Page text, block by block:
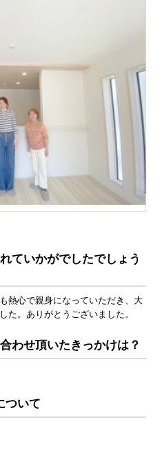
いかがでしたでしょう
熱心で親身になっていただき、大
た。ありがとうございました。
せ頂いたきっかけは？
ついて